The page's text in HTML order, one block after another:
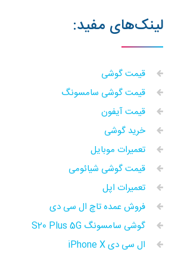
لینک‌های مفید:
قیمت گوشی
قیمت گوشی سامسونگ
قیمت آیفون
خرید گوشی
تعمیرات موبایل
قیمت گوشی شیائومی
تعمیرات اپل
فروش عمده تاچ ال سی دی
گوشی سامسونگ S20 Plus 5G
ال سی دی iPhone X